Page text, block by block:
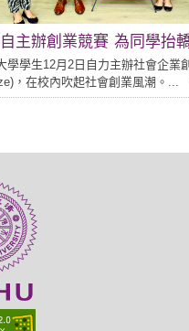
主辦創業競賽 為同學抬
學學生12月2日自力主辦社會企業
，在校內吹起社會創業風潮。